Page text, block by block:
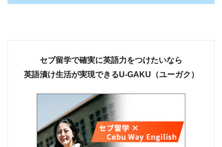
セブ留学で確実に英語力をつけたいなら
英語漬け生活が実現できるU-GAKU（ユーガク）